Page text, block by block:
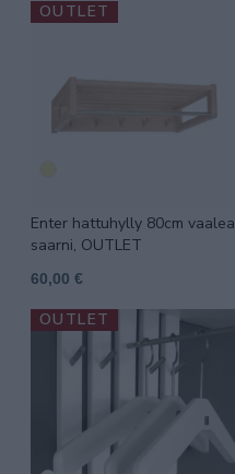
OUTLET
Enter hattuhylly 80cm vaalea
saarni, OUTLET
60,00 €
OUTLET